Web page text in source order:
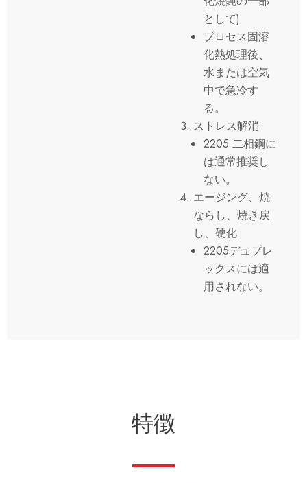
として)
プロセス固溶
化熱処理後、
水または空気
中で急冷す
る。
ストレス解消
2205 二相鋼に
は通常推奨し
ない。
エージング、焼
ならし、焼き戻
し、硬化
2205デュプレ
ックスには適
用されない。
特徴